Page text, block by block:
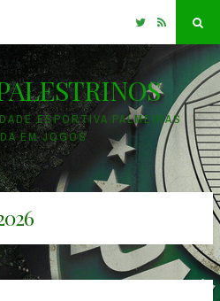
TwitterRSS
ESPORTIVA PALMEIRAS
EM JOGOS